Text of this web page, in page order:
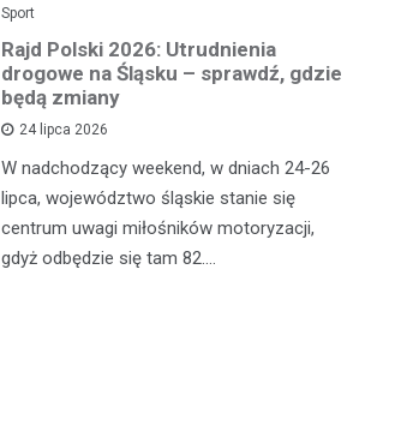
Sport
Rajd Polski 2026: Utrudnienia
drogowe na Śląsku – sprawdź, gdzie
będą zmiany
24 lipca 2026
W nadchodzący weekend, w dniach 24-26
lipca, województwo śląskie stanie się
centrum uwagi miłośników motoryzacji,
gdyż odbędzie się tam 82.…